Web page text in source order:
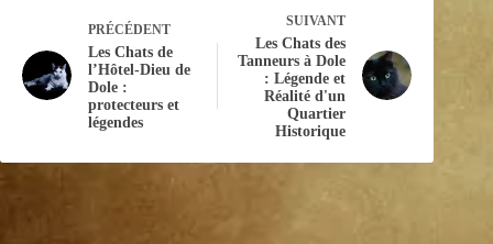
PRÉCÉDENT
Les Chats de
l’Hôtel-Dieu de
Dole :
protecteurs et
légendes
SUIVANT
Les Chats des
Tanneurs à Dole
: Légende et
Réalité d'un
Quartier
Historique